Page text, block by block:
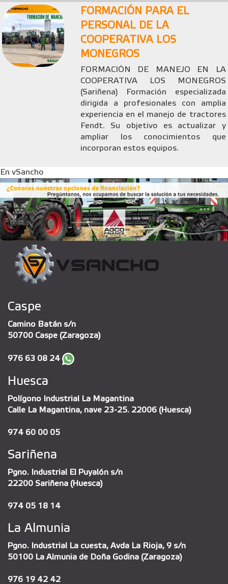
FORMACIÓN PARA EL
PERSONAL DE LA
COOPERATIVA LOS
MONEGROS
FORMACIÓN DE MANEJO EN LA
COOPERATIVA LOS MONEGROS
(Sariñena) Formación especializada
dirigida a profesionales con amplia
experiencia en el manejo de tractores
Fendt. Su objetivo es actualizar y
ampliar los conocimientos que
incorporan estos equipos.
En vSancho
Caspe
Camino Batán s/n
50700 Caspe (Zaragoza)
976 63 08 24
Huesca
Polígono Industrial La Magantina
Calle La Magantina, nave 23-25. 22006 (Huesca)
974 60 00 05
Sariñena
Pgno. Industrial El Puyalón s/n
22200 Sariñena (Huesca)
974 05 18 14
La Almunia
Pgno. Industrial La cuesta, Avda La Rioja, 9 s/n
50100 La Almunia de Doña Godina (Zaragoza)
976 19 42 42